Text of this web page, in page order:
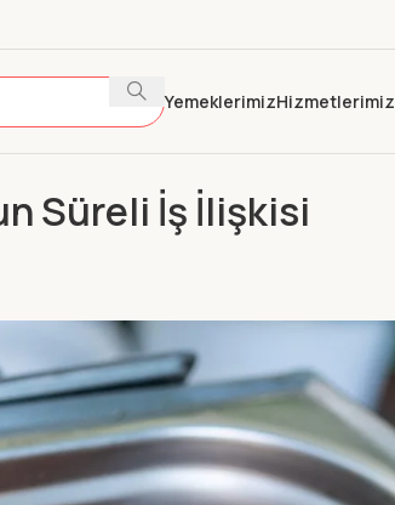
YemeklerimizHizmetlerimiz
Süreli İş İlişkisi